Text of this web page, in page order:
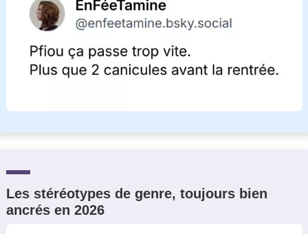
Les stéréotypes de genre, toujours bien
ancrés en 2026